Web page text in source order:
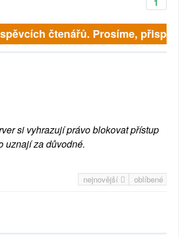
čtenářů. Prosíme, přispějte. ➥
si vyhrazují právo blokovat přístup
uznají za důvodné.
nejnovější oblíbené